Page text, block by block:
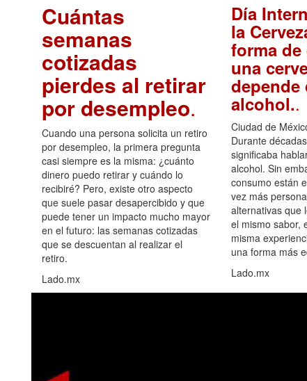
Cuántas
semanas
cotizadas
pierdes al retirar
por desempleo.
Cuando una persona solicita un retiro
por desempleo, la primera pregunta
casi siempre es la misma: ¿cuánto
dinero puedo retirar y cuándo lo
recibiré? Pero, existe otro aspecto
que suele pasar desapercibido y que
puede tener un impacto mucho mayor
en el futuro: las semanas cotizadas
que se descuentan al realizar el
retiro.
Lado.mx
Día
la
forma
una
depende
alcohol..
Ciudad de
Durante
significaba
alcohol. Sin
consumo están
vez más
alternativas que
el mismo sabor,
misma
una forma más
Lado.mx